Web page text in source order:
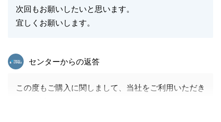
次回もお願いしたいと思います。
宜しくお願いします。
東急リバブル
センターからの返答
この度もご購入に関しまして、当社をご利用いただき